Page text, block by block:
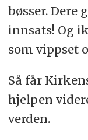
bøsser. Dere
innsats! Og
som vippset
Så får
hjelpen
verden.